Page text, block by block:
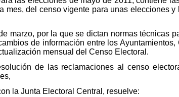
mes, del censo vigente para unas elecciones
marzo, por la que se dictan normas técnicas
de información entre los
mensual del Censo Electoral.
de las reclamaciones al censo
la Junta Electoral Central, resuelve: